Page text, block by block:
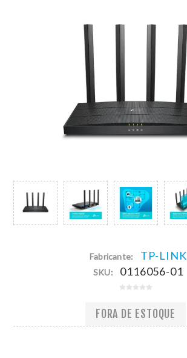
Fabricante: TP-LINK
SKU: 0116056-01
FORA DE ESTOQUE